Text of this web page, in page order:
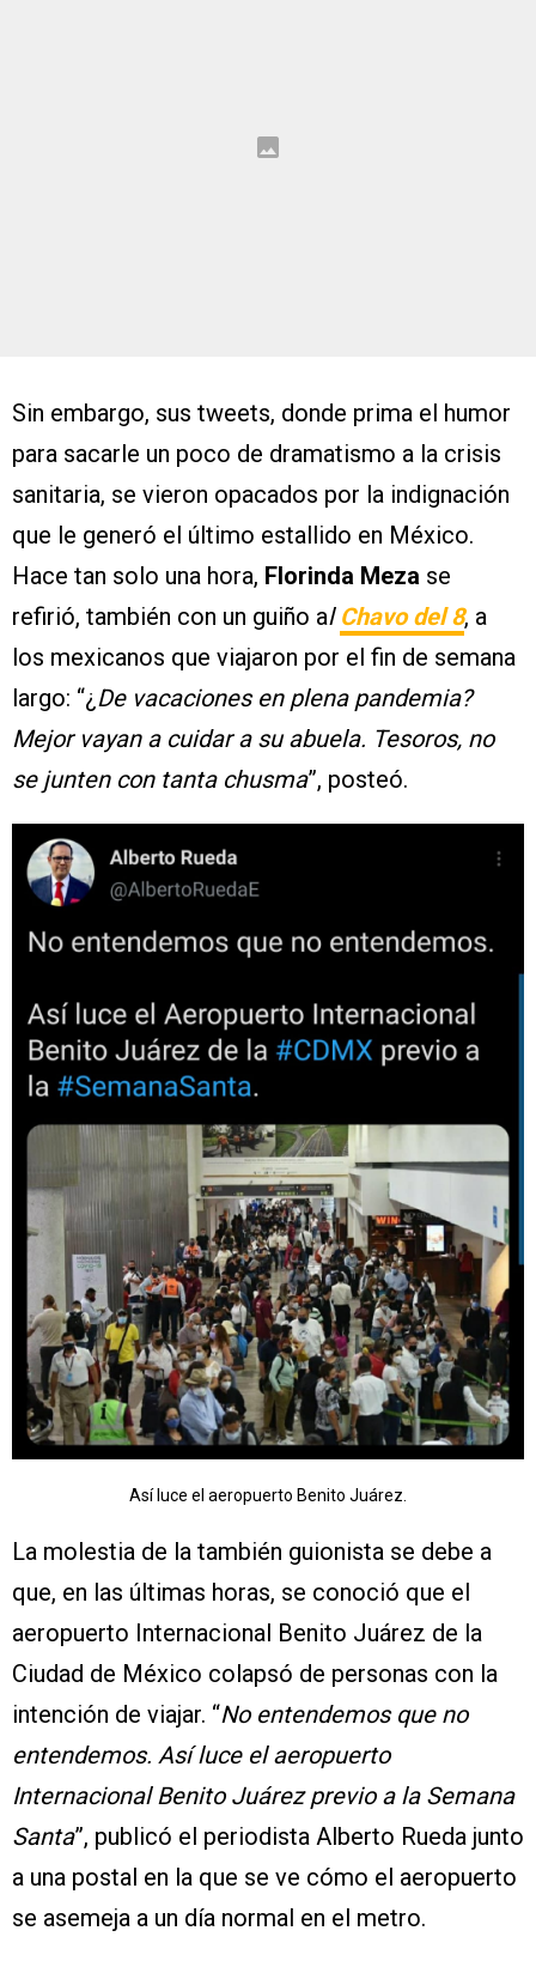
Sin embargo, sus tweets, donde prima el humor
para sacarle un poco de dramatismo a la crisis
sanitaria, se vieron opacados por la indignación
que le generó el último estallido en México.
Hace tan solo una hora, Florinda Meza se
refirió, también con un guiño al Chavo del 8, a
los mexicanos que viajaron por el fin de semana
largo: “¿ De vacaciones en plena pandemia?
Mejor vayan a cuidar a su abuela. Tesoros, no
se junten con tanta chusma”, posteó.
Así luce el aeropuerto Benito Juárez.
La molestia de la también guionista se debe a
que, en las últimas horas, se conoció que el
aeropuerto Internacional Benito Juárez de la
Ciudad de México colapsó de personas con la
intención de viajar. “No entendemos que no
entendemos. Así luce el aeropuerto
Internacional Benito Juárez previo a la Semana
Santa”, publicó el periodista Alberto Rueda junto
a una postal en la que se ve cómo el aeropuerto
se asemeja a un día normal en el metro.